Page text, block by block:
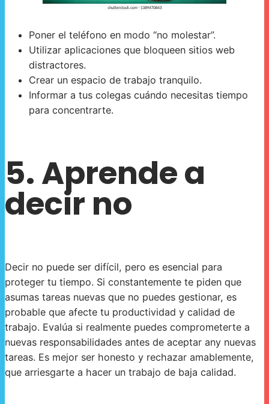
Poner el teléfono en modo “no molestar”.
Utilizar aplicaciones que bloqueen sitios web
distractores.
Crear un espacio de trabajo tranquilo.
Informar a tus colegas cuándo necesitas tiempo
para concentrarte.
5. Aprende a
decir no
Decir no puede ser difícil, pero es esencial para
proteger tu tiempo. Si constantemente te piden que
asumas tareas nuevas que no puedes gestionar, es
probable que afecte tu productividad y calidad de
trabajo. Evalúa si realmente puedes comprometerte a
nuevas responsabilidades antes de aceptar any nuevas
tareas. Es mejor ser honesto y rechazar amablemente,
que arriesgarte a hacer un trabajo de baja calidad.